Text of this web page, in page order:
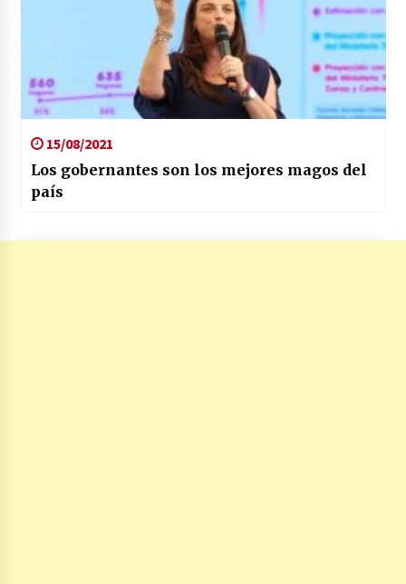
15/08/2021
Los gobernantes son los mejores magos del
país